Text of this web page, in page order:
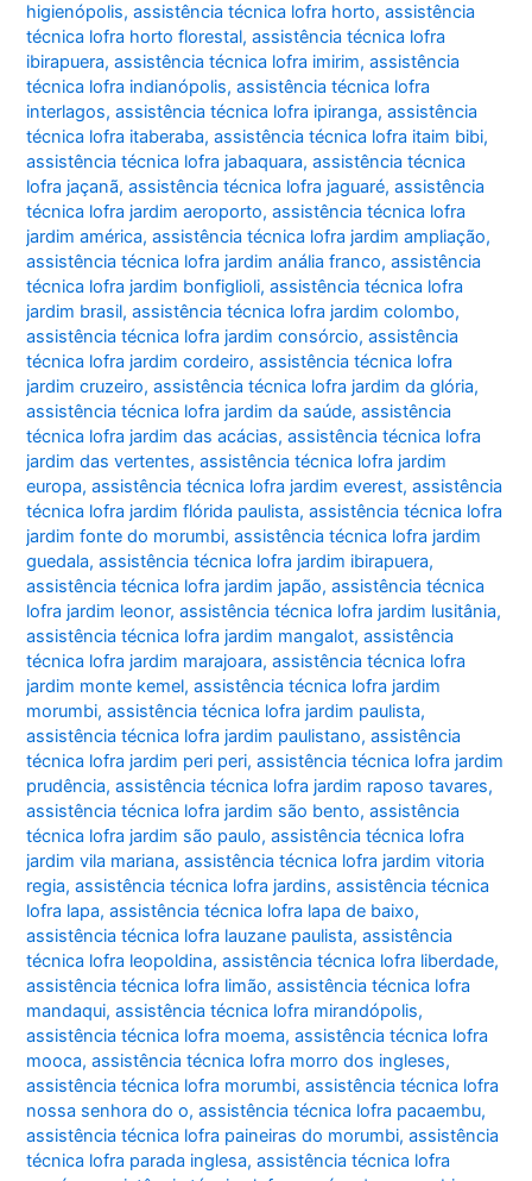
higienópolis,assistência técnica lofra horto,assistência
técnica lofra horto florestal,assistência técnica lofra
ibirapuera,assistência técnica lofra imirim,assistência
técnica lofra indianópolis,assistência técnica lofra
interlagos,assistência técnica lofra ipiranga,assistência
técnica lofra itaberaba,assistência técnica lofra itaim bibi,
assistência técnica lofra jabaquara,assistência técnica
lofra jaçanã,assistência técnica lofra jaguaré,assistência
técnica lofra jardim aeroporto,assistência técnica lofra
jardim américa,assistência técnica lofra jardim ampliação,
assistência técnica lofra jardim anália franco,assistência
técnica lofra jardim bonfiglioli,assistência técnica lofra
jardim brasil,assistência técnica lofra jardim colombo,
assistência técnica lofra jardim consórcio,assistência
técnica lofra jardim cordeiro,assistência técnica lofra
jardim cruzeiro,assistência técnica lofra jardim da glória,
assistência técnica lofra jardim da saúde,assistência
técnica lofra jardim das acácias,assistência técnica lofra
jardim das vertentes,assistência técnica lofra jardim
europa,assistência técnica lofra jardim everest,assistência
técnica lofra jardim flórida paulista,assistência técnica lofra
jardim fonte do morumbi,assistência técnica lofra jardim
guedala,assistência técnica lofra jardim ibirapuera,
assistência técnica lofra jardim japão,assistência técnica
lofra jardim leonor,assistência técnica lofra jardim lusitânia,
assistência técnica lofra jardim mangalot,assistência
técnica lofra jardim marajoara,assistência técnica lofra
jardim monte kemel,assistência técnica lofra jardim
morumbi,assistência técnica lofra jardim paulista,
assistência técnica lofra jardim paulistano,assistência
técnica lofra jardim peri peri,assistência técnica lofra jardim
prudência,assistência técnica lofra jardim raposo tavares,
assistência técnica lofra jardim são bento,assistência
técnica lofra jardim são paulo,assistência técnica lofra
jardim vila mariana,assistência técnica lofra jardim vitoria
regia,assistência técnica lofra jardins,assistência técnica
lofra lapa,assistência técnica lofra lapa de baixo,
assistência técnica lofra lauzane paulista,assistência
técnica lofra leopoldina,assistência técnica lofra liberdade,
assistência técnica lofra limão,assistência técnica lofra
mandaqui,assistência técnica lofra mirandópolis,
assistência técnica lofra moema,assistência técnica lofra
mooca,assistência técnica lofra morro dos ingleses,
assistência técnica lofra morumbi,assistência técnica lofra
nossa senhora do o,assistência técnica lofra pacaembu,
assistência técnica lofra paineiras do morumbi,assistência
técnica lofra parada inglesa,assistência técnica lofra